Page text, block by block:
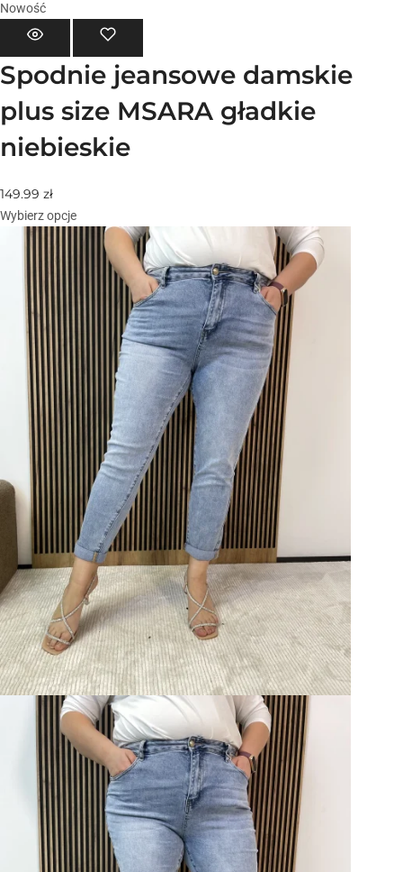
Nowość
Spodnie jeansowe damskie
plus size MSARA gładkie
niebieskie
149.99 zł
Wybierz opcje